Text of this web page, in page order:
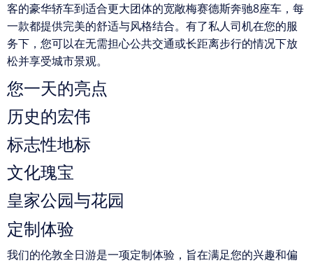
客的豪华轿车到适合更大团体的宽敞梅赛德斯奔驰8座车，每
一款都提供完美的舒适与风格结合。有了私人司机在您的服
务下，您可以在无需担心公共交通或长距离步行的情况下放
松并享受城市景观。
您一天的亮点
历史的宏伟
标志性地标
文化瑰宝
皇家公园与花园
定制体验
我们的伦敦全日游是一项定制体验，旨在满足您的兴趣和偏